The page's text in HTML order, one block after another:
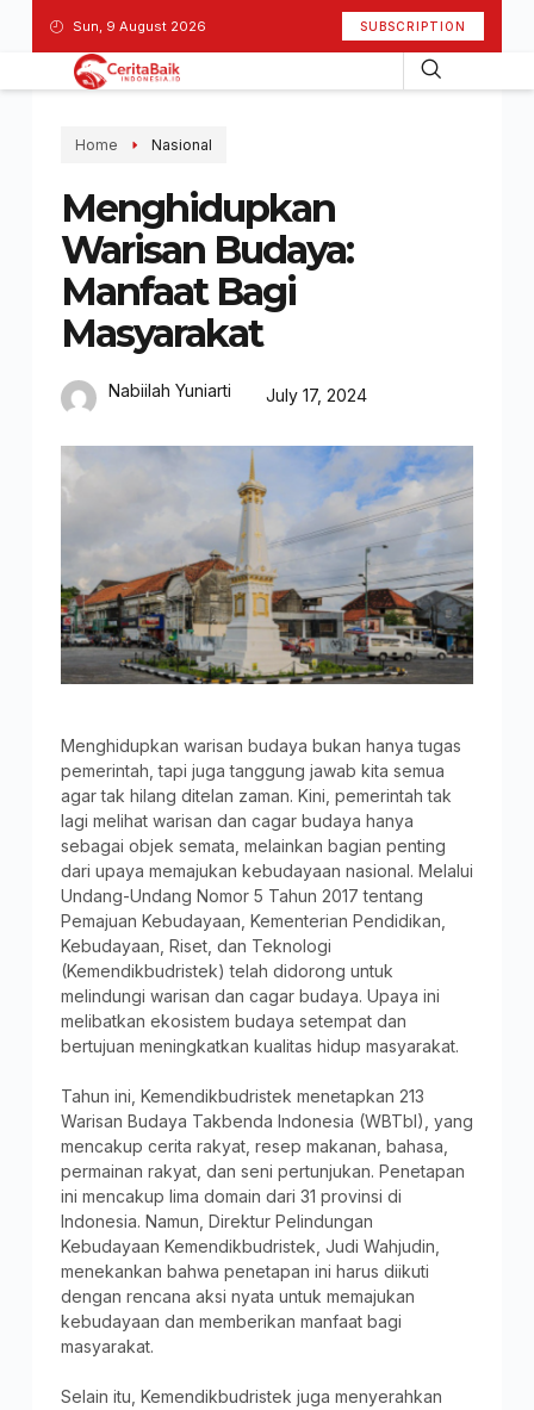
Sun, 9 August 2026 SUBSCRIPTION
Home Nasional
Menghidupkan
Warisan Budaya:
Manfaat Bagi
Masyarakat
Nabiilah Yuniarti July 17, 2024
Menghidupkan warisan budaya bukan hanya tugas
pemerintah, tapi juga tanggung jawab kita semua
agar tak hilang ditelan zaman. Kini, pemerintah tak
lagi melihat warisan dan cagar budaya hanya
sebagai objek semata, melainkan bagian penting
dari upaya memajukan kebudayaan nasional. Melalui
Undang-Undang Nomor 5 Tahun 2017 tentang
Pemajuan Kebudayaan, Kementerian Pendidikan,
Kebudayaan, Riset, dan Teknologi
(Kemendikbudristek) telah didorong untuk
melindungi warisan dan cagar budaya. Upaya ini
melibatkan ekosistem budaya setempat dan
bertujuan meningkatkan kualitas hidup masyarakat.
Tahun ini, Kemendikbudristek menetapkan 213
Warisan Budaya Takbenda Indonesia (WBTbI), yang
mencakup cerita rakyat, resep makanan, bahasa,
permainan rakyat, dan seni pertunjukan. Penetapan
ini mencakup lima domain dari 31 provinsi di
Indonesia. Namun, Direktur Pelindungan
Kebudayaan Kemendikbudristek, Judi Wahjudin,
menekankan bahwa penetapan ini harus diikuti
dengan rencana aksi nyata untuk memajukan
kebudayaan dan memberikan manfaat bagi
masyarakat.
Selain itu, Kemendikbudristek juga menyerahkan